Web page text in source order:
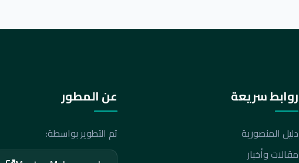
روابط سريعة
دليل المنصورية
مقالات وأخبار
عن المطور
تم التطوير بواسطة: